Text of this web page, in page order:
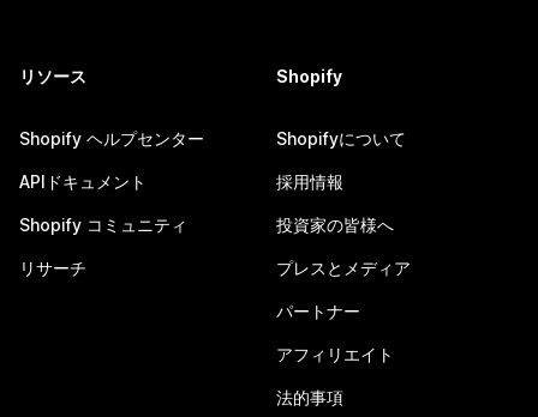
リソース
Shopify ヘルプセンター
APIドキュメント
Shopify コミュニティ
リサーチ
Shopify
Shopifyについて
採用情報
投資家の皆様へ
プレスとメディア
パートナー
アフィリエイト
法的事項